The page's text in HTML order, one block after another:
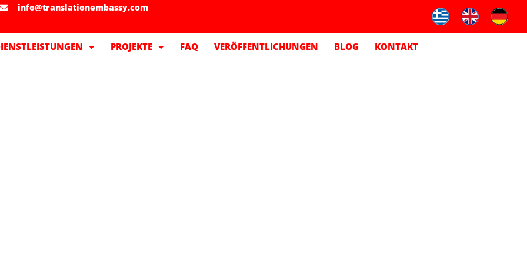
info@translationembassy.com
PROJEKTE FAQ VERÖFFENTLICHUNGEN BLOG KONTAKT